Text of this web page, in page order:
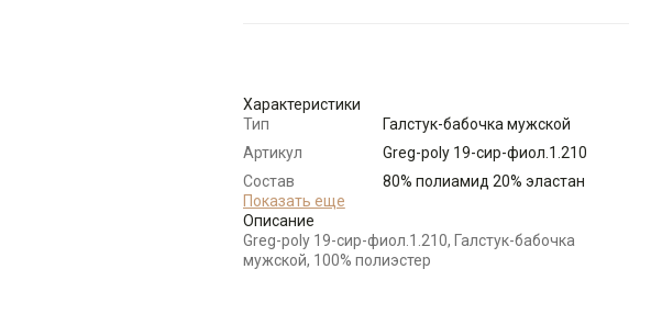
Характеристики
Тип
Галстук-бабочка мужской
Артикул
Greg-poly 19-сир-фиол.1.210
Состав
сырья
80% полиамид 20% эластан
Бренд
Цвет
Сиреневый
Показать еще
Описание
Greg-poly 19-сир-фиол.1.210, Галстук-бабочка
мужской, 100% полиэстер